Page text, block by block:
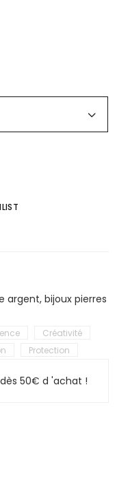
argent, bijoux pierres
Créativité
Protection
50€ d 'achat !